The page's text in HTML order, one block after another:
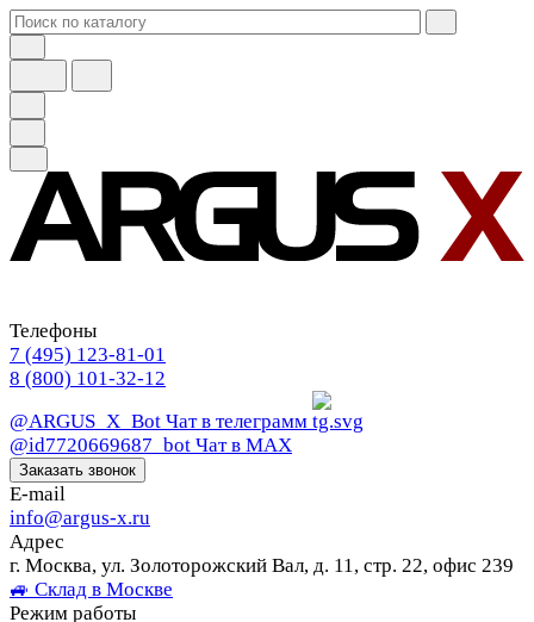
Телефоны
7 (495) 123-81-01
8 (800) 101-32-12
@ARGUS_X_Bot Чат в телеграмм
@id7720669687_bot Чат в МАХ
Заказать звонок
E-mail
info@argus-x.ru
Адрес
г. Москва, ул. Золоторожский Вал, д. 11, стр. 22, офис 239
🚙 Склад в Москве
Режим работы